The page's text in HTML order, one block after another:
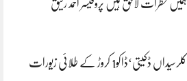
ہمیں خطرات لاحق ہیں پروفیسر احمد رفیق
کلرسیداں ڈکیتی‘ڈاکو1 کروڑ کے طلائی زیورات